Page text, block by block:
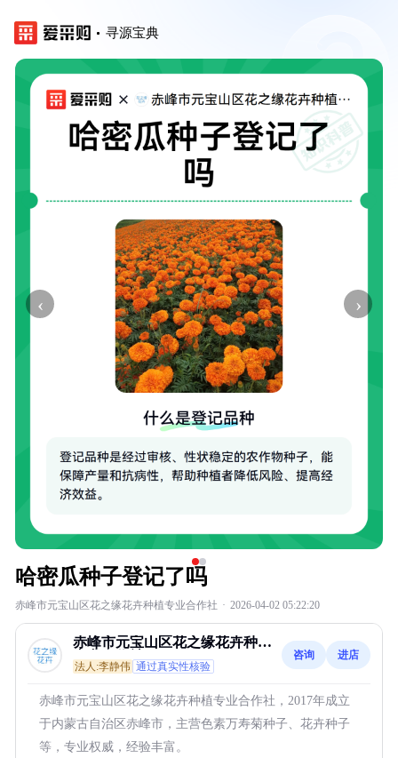
寻源宝典
‹ ›
哈密瓜种子登记了吗
赤峰市元宝山区花之缘花卉种植专业合作社 · 2026-04-02 05:22:20
赤峰市元宝山区花之缘花卉种植
专业合作社
法人:李静伟 通过真实性核验
咨询 进店
赤峰市元宝山区花之缘花卉种植专业合作社，2017年成立
于内蒙古自治区赤峰市，主营色素万寿菊种子、花卉种子
等，专业权威，经验丰富。